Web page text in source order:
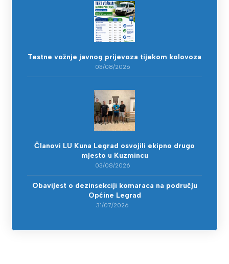
Testne vožnje javnog prijevoza tijekom kolovoza
03/08/2026
Članovi LU Kuna Legrad osvojili ekipno drugo
mjesto u Kuzmincu
03/08/2026
Obavijest o dezinsekciji komaraca na području
Općine Legrad
31/07/2026